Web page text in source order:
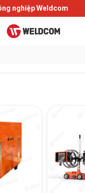
nghiệp Weldcom